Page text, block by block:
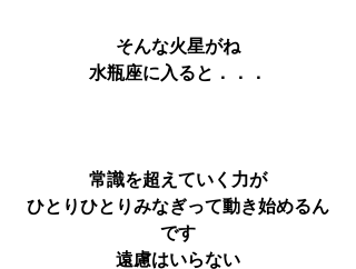
そんな火星がね
水瓶座に入ると．．．
常識を超えていく力が
ひとりひとりみなぎって動き始めるん
です
遠慮はいらない